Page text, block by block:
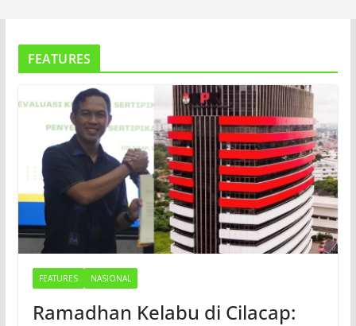
FEATURES
FEATURES NASIONAL
Ramadhan Kelabu di Cilacap: